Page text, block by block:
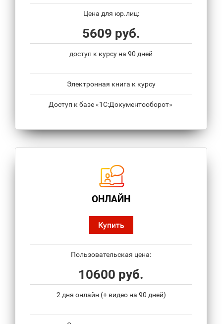
Цена для юр.лиц:
5609 руб.
доступ к курсу на 90 дней
Электронная книга к курсу
Доступ к базе «1С:Документооборот»
ОНЛАЙН
Купить
Пользовательская цена:
10600 руб.
2 дня онлайн (+ видео на 90 дней)